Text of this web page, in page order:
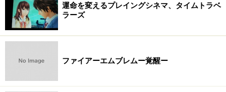
吟遊詩人「バード」。戦闘のスキルは持たないが、後方支援のエキ
スパート。パーティのムードメーカーになってくれそうなタイプで
運命を変えるプレイングシネマ、タイムトラベ
ラーズ
ファイアーエムブレムー覚醒ー